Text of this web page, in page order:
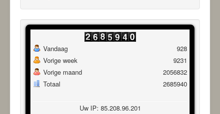
Vandaag
Vorige week
Vorige maand
Totaal
928
9231
2056832
2685940
Uw IP: 85.208.96.201